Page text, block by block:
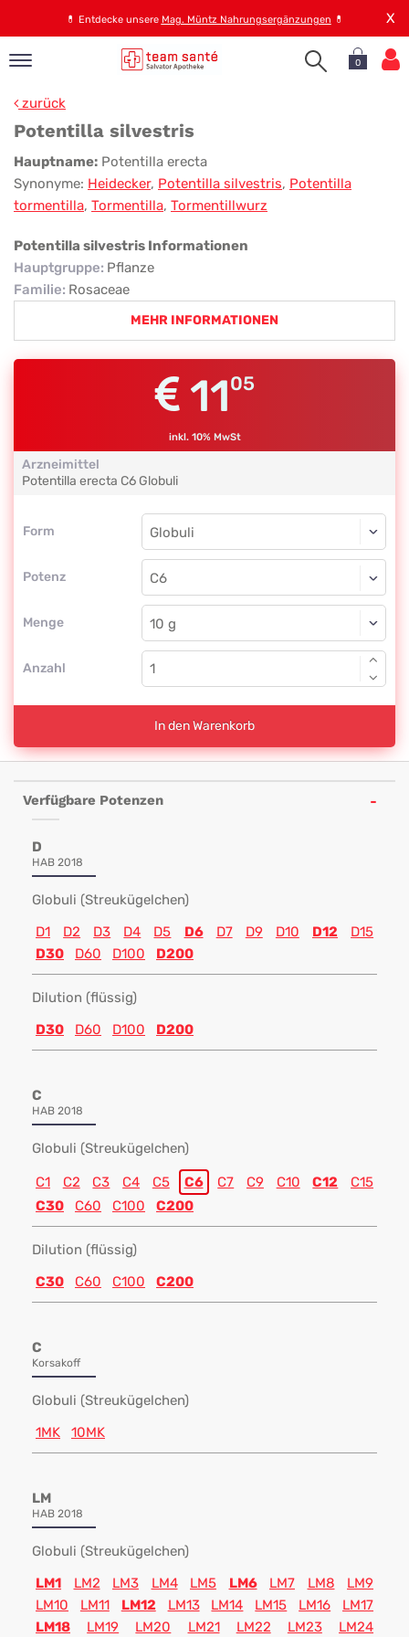
💊 Entdecke unsere Mag. Müntz Nahrungsergänzungen 💊 X
0
zurück
Potentilla silvestris
Potentilla
silvestris
Hauptname: Potentilla erecta
Synonyme: Heidecker, Potentilla silvestris, Potentilla
tormentilla, Tormentilla, Tormentillwurz
Potentilla silvestris Informationen
Hauptgruppe: Pflanze
Familie: Rosaceae
MEHR INFORMATIONEN
1105
inkl. 10% MwSt
Arzneimittel
Potentilla erecta C6 Globuli
Form
Form
Potenz
Globuli
C6
Menge
Globuli
Anzahl
In den Warenkorb
Verfügbare Potenzen
D
HAB 2018
Globuli (Streukügelchen)
D1
D2 D3 D4 D5 D6 D7 D9 D10 D12
D15
D30
D60 D100 D200
Dilution (flüssig)
D30
D60 D100 D200
C
HAB 2018
Globuli (Streukügelchen)
C1 C2 C3 C4 C5 C6 C7 C9 C10 C12
C15
C30
C60 C100 C200
Dilution (flüssig)
C30
C60 C100 C200
C
Korsakoff
Globuli (Streukügelchen)
1MK
10MK
LM
HAB 2018
Globuli (Streukügelchen)
LM1
LM2 LM3 LM4 LM5 LM6 LM7 LM8
LM9
LM10
LM11 LM12 LM13 LM14 LM15 LM16
LM17
LM18
LM19 LM20 LM21 LM22 LM23 LM24